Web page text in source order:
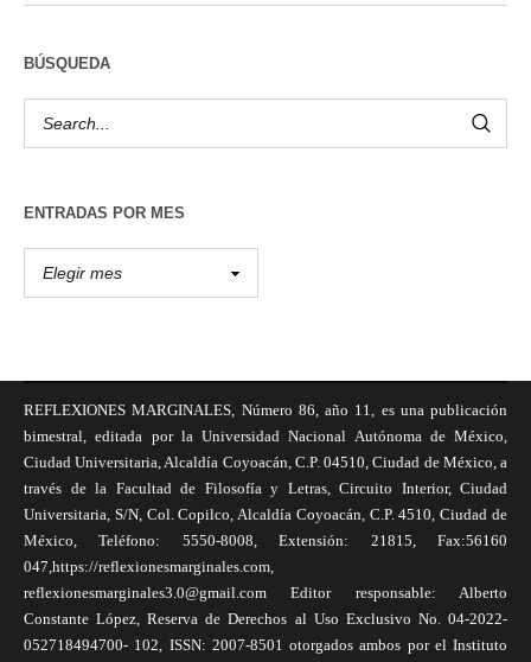
BÚSQUEDA
ENTRADAS POR MES
REFLEXIONES MARGINALES, Número 86, año 11, es una publicación
bimestral, editada por la Universidad Nacional Autónoma de México,
Ciudad Universitaria, Alcaldía Coyoacán, C.P. 04510, Ciudad de México, a
través de la Facultad de Filosofía y Letras, Circuito Interior, Ciudad
Universitaria, S/N, Col. Copilco, Alcaldía Coyoacán, C.P. 4510, Ciudad de
México, Teléfono: 5550-8008, Extensión: 21815, Fax:56160
047,https://reflexionesmarginales.com,
reflexionesmarginales3.0@gmail.com Editor responsable: Alberto
Constante López, Reserva de Derechos al Uso Exclusivo No. 04-2022-
052718494700- 102, ISSN: 2007-8501 otorgados ambos por el Instituto